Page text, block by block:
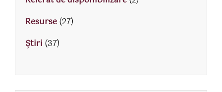
Resurse(27)
Știri (37)